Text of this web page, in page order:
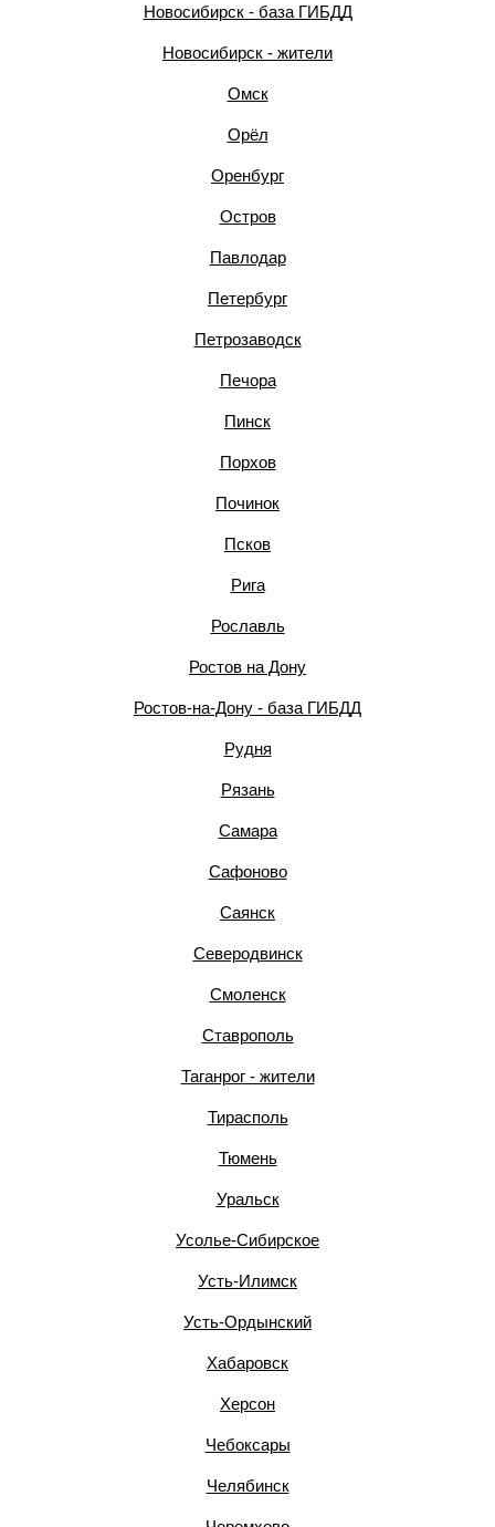
Новосибирск - база ГИБДД
Новосибирск - жители
Омск
Орёл
Оренбург
Остров
Павлодар
Петербург
Петрозаводск
Печора
Пинск
Порхов
Починок
Псков
Рига
Рославль
Ростов на Дону
Ростов-на-Дону - база ГИБДД
Рудня
Рязань
Самара
Сафоново
Саянск
Северодвинск
Смоленск
Ставрополь
Таганрог - жители
Тирасполь
Тюмень
Уральск
Усолье-Сибирское
Усть-Илимск
Усть-Ордынский
Хабаровск
Херсон
Чебоксары
Челябинск